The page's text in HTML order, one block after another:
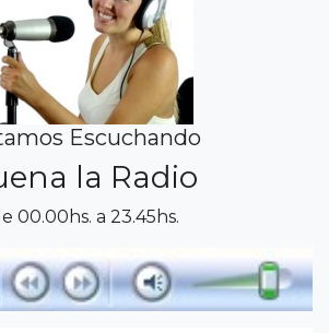
Escuchando
la Radio
00.00hs. a 23.45hs.